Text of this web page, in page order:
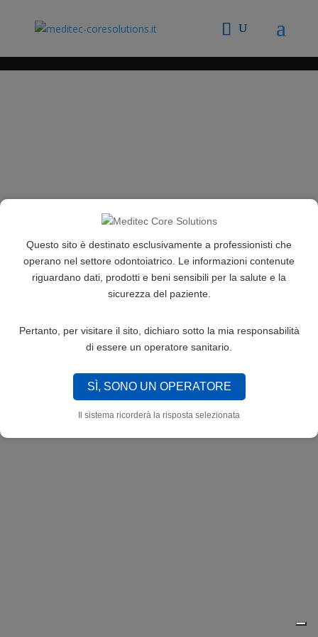
Questo sito è destinato esclusivamente a professionisti che
operano nel settore odontoiatrico. Le informazioni contenute
riguardano dati, prodotti e beni sensibili per la salute e la
sicurezza del paziente.
Pertanto, per visitare il sito, dichiaro sotto la mia responsabilità
di essere un operatore sanitario.
SÌ, SONO UN OPERATORE
Il sistema ricorderà la risposta selezionata